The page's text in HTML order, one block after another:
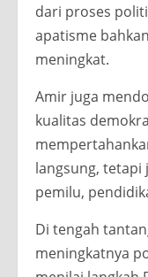
dari proses
apatisme
meningkat.
Amir juga
kualitas
langsung, tetapi
pemilu,
Di tengah
meningkatnya